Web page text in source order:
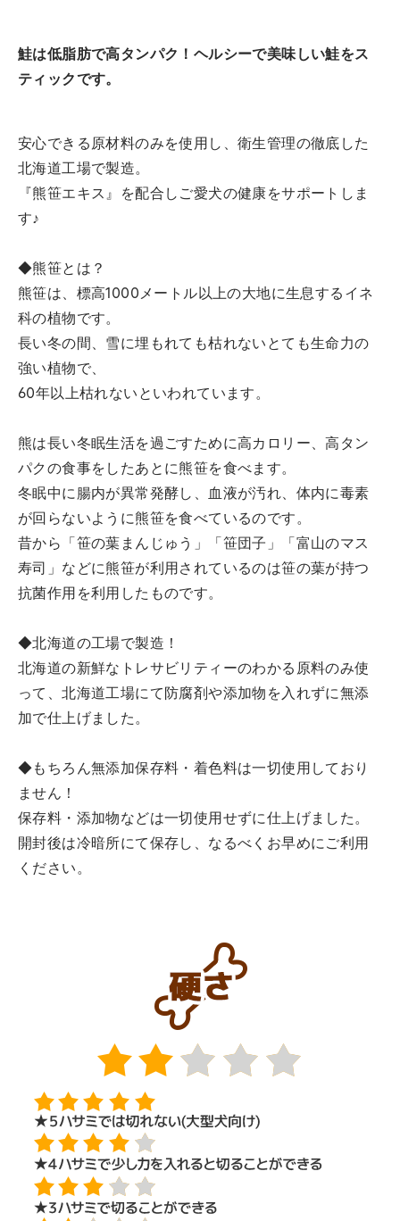
鮭は低脂肪で高タンパク！ヘルシーで美味しい鮭をス
ティックです。
安心できる原材料のみを使用し、衛生管理の徹底した
北海道工場で製造。
『熊笹エキス』を配合しご愛犬の健康をサポートしま
す♪
◆熊笹とは？
熊笹は、標高1000メートル以上の大地に生息するイネ
科の植物です。
長い冬の間、雪に埋もれても枯れないとても生命力の
強い植物で、
60年以上枯れないといわれています。
熊は長い冬眠生活を過ごすために高カロリー、高タン
パクの食事をしたあとに熊笹を食べます。
冬眠中に腸内が異常発酵し、血液が汚れ、体内に毒素
が回らないように熊笹を食べているのです。
昔から「笹の葉まんじゅう」「笹団子」「富山のマス
寿司」などに熊笹が利用されているのは笹の葉が持つ
抗菌作用を利用したものです。
◆北海道の工場で製造！
北海道の新鮮なトレサビリティーのわかる原料のみ使
って、北海道工場にて防腐剤や添加物を入れずに無添
加で仕上げました。
◆もちろん無添加保存料・着色料は一切使用しており
ません！
保存料・添加物などは一切使用せずに仕上げました。
開封後は冷暗所にて保存し、なるべくお早めにご利用
ください。